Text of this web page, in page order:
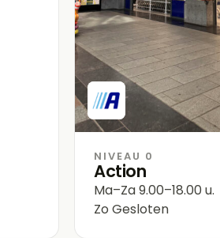
NIVEAU 0
Action
Ma–Za9.00–18.00 u.
Zo Gesloten